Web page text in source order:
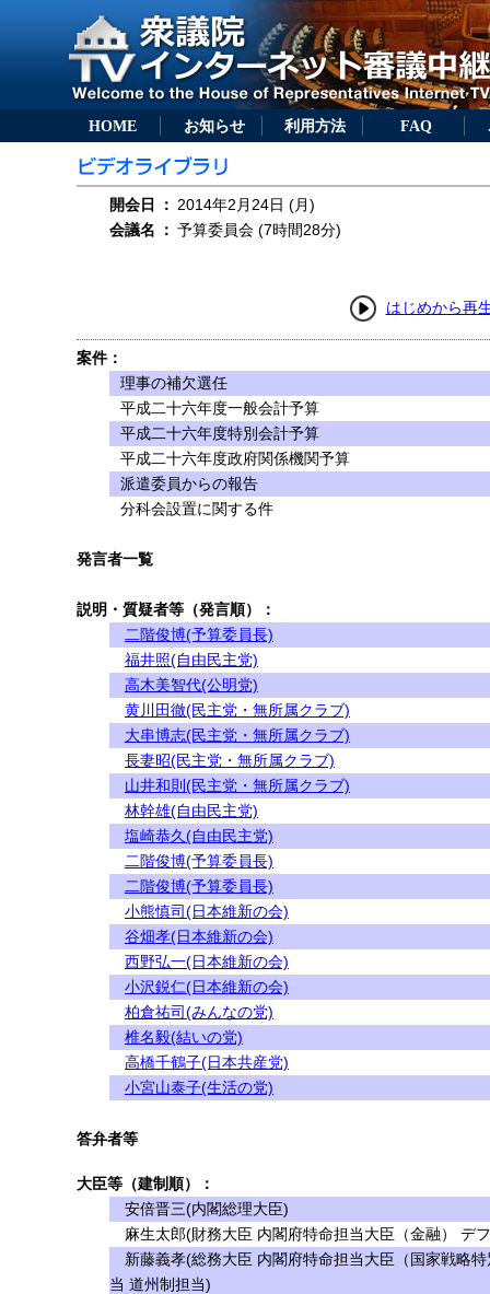
HOME お知らせ 利用方法 FAQ
開会日 ： 2014年2月24日 (月)
会議名
： 予算委員会 (7時間28分)
はじめから再
案件：
理事の補欠選任
平成二十六年度一般会計予算
平成二十六年度特別会計予算
平成二十六年度政府関係機関予算
派遣委員からの報告
分科会設置に関する件
発言者一覧
説明・質疑者等（発言順）：
二階俊博(予算委員長)
福井照(自由民主党)
高木美智代(公明党)
黄川田徹(民主党・無所属クラブ)
大串博志(民主党・無所属クラブ)
長妻昭(民主党・無所属クラブ)
山井和則(民主党・無所属クラブ)
林幹雄(自由民主党)
塩崎恭久(自由民主党)
二階俊博(予算委員長)
二階俊博(予算委員長)
小熊慎司(日本維新の会)
谷畑孝(日本維新の会)
西野弘一(日本維新の会)
小沢鋭仁(日本維新の会)
柏倉祐司(みんなの党)
椎名毅(結いの党)
高橋千鶴子(日本共産党)
小宮山泰子(生活の党)
答弁者等
大臣等（建制順）：
安倍晋三(内閣総理大臣)
麻生太郎(財務大臣 内閣府特命担当大臣（金融） デ
新藤義孝(総務大臣 内閣府特命担当大臣（国家戦略
当 道州制担当)